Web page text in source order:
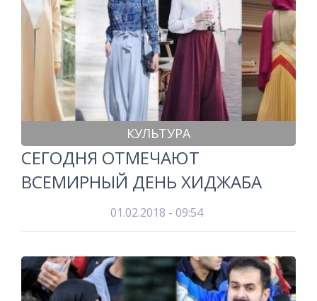
КУЛЬТУРА
СЕГОДНЯ ОТМЕЧАЮТ
ВСЕМИРНЫЙ ДЕНЬ ХИДЖАБА
01.02.2018 - 09:54